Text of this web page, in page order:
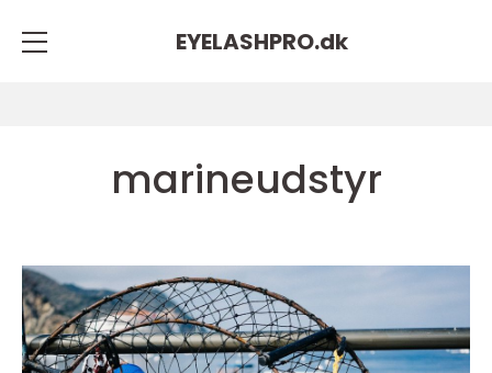
EYELASHPRO.dk
marineudstyr